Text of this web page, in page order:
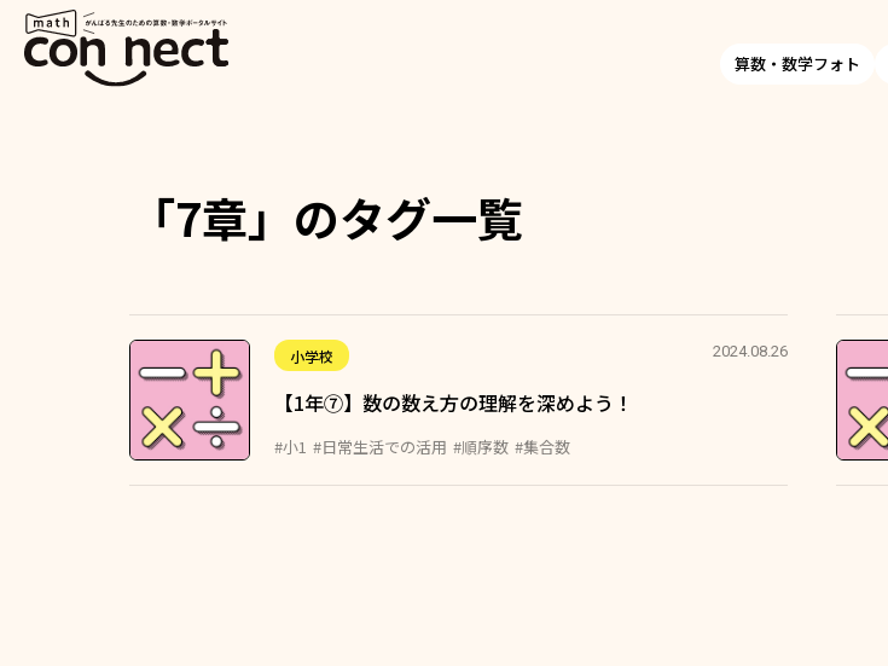
算数・数学フォト
「7章」のタグ一覧
小学校 2024.08.26
【1年⑦】数の数え方の理解を深めよう！
#小1 #日常生活での活用 #順序数 #集合数